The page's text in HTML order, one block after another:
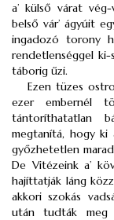
a’ külső várat
belső vár’ ágyúit
ingadozó torony
rendetlenséggel ki-
táborig űzi.
Ezen tüzes
ezer embernél
tántoríthatatlan
megtanítá, hogy ki
győzhetetlen
De Vitézeink a’
hajíttatják láng
akkori szokás
után tudták meg